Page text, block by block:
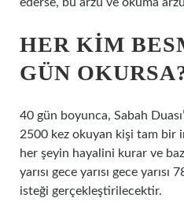
HER KIM
GÜN
40 gün boyunca, Sabah
2500 kez okuyan kişi tam bir
her şeyin hayalini kurar ve
yarısı gece yarısı gece
isteği gerçekleştirilecektir.